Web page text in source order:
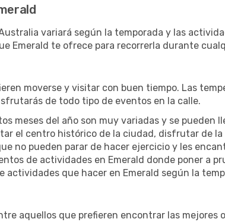
variará según la temporada y las
Emerald te ofrece para recorrerla durante
moverse y visitar con buen tiempo. Las
de todo tipo de eventos en la calle.
meses del año son muy variadas y se pueden
el centro histórico de la ciudad, disfrutar de
no pueden parar de hacer ejercicio y les
de actividades en Emerald donde poner a
que hacer en Emerald según la
aquellos que prefieren encontrar las mejores